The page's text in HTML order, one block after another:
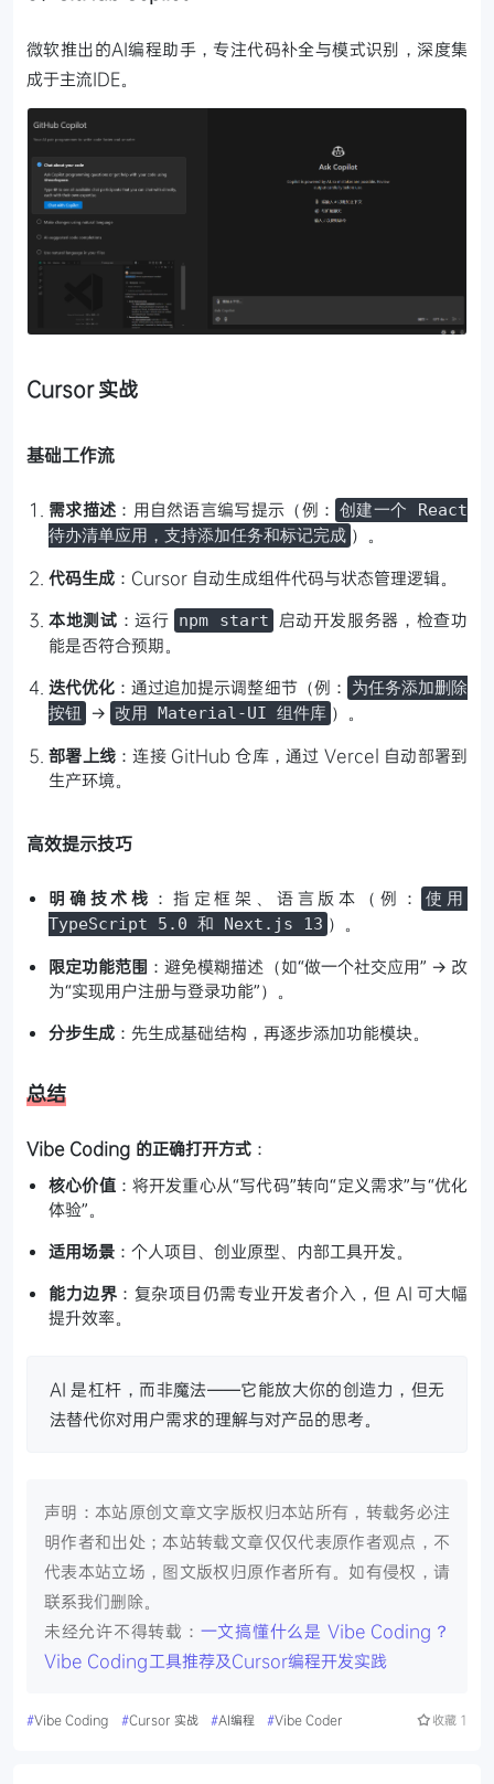
微软推出的AI编程助手，专注代码补全与模式识别，深度集
成于主流IDE。
Cursor 实战
基础工作流
需求描述 ：用自然语言编写提示（例： 创建一个 React
待办清单应用，支持添加任务和标记完成 ）。
代码生成 ：Cursor 自动生成组件代码与状态管理逻辑。
本地测试 ：运行 npm start
启动开发服务器，检查功
能是否符合预期。
迭代优化 ：通过追加提示调整细节（例：
为任务添加删除
按钮
→ 改用 Material-UI 组件库 ）。
部署上线 ：连接 GitHub 仓库，通过 Vercel 自动部署到
生产环境。
高效提示技巧
明确技术栈 ：指定框架、语言版本（例：
使用
TypeScript 5.0 和 Next.js 13 ）。
限定功能范围 ：避免模糊描述（如“做一个社交应用” → 改
为“实现用户注册与登录功能”）。
分步生成 ：先生成基础结构，再逐步添加功能模块。
总结
Vibe Coding 的正确打开方式 ：
核心价值：将开发重心从“写代码”转向“定义需求”与“优化
体验”。
适用场景 ：个人项目、创业原型、内部工具开发。
能力边界 ：复杂项目仍需专业开发者介入，但 AI 可大幅
提升效率。
AI 是杠杆，而非魔法——它能放大你的创造力，但无
法替代你对用户需求的理解与对产品的思考。
声明：本站原创文章文字版权归本站所有，转载务必注
明作者和出处；本站转载文章仅仅代表原作者观点，不
代表本站立场，图文版权归原作者所有。如有侵权，请
联系我们删除。
未经允许不得转载： 一文搞懂什么是 Vibe Coding？
Vibe Coding工具推荐及Cursor编程开发实践
#Vibe Coding #Cursor 实战 #AI编程 #Vibe Coder 收藏 1